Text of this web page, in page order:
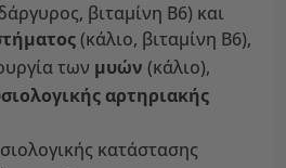
βιταμίνη B6) και
(κάλιο, βιταμίνη B6),
των μυών (κάλιο),
αρτηριακής
κατάστασης